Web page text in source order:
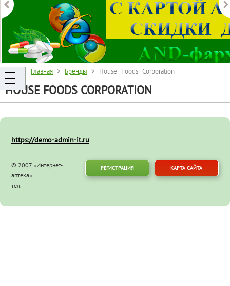
Главная > Бренды > House Foods Corporation
HOUSE FOODS CORPORATION
https://demo-admin-it.ru
© 2007 «Интернет-
аптека»
тел.
РЕГИСТРАЦИЯ КАРТА САЙТА